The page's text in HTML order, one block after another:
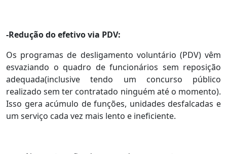
-Redução do efetivo via PDV:
Os programas de desligamento voluntário (PDV) vêm
esvaziando o quadro de funcionários sem reposição
adequada(inclusive tendo um concurso público
realizado sem ter contratado ninguém até o momento).
Isso gera acúmulo de funções, unidades desfalcadas e
um serviço cada vez mais lento e ineficiente.